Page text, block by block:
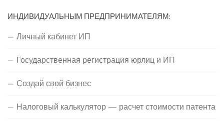
ИНДИВИДУАЛЬНЫМ ПРЕДПРИНИМАТЕЛЯМ:
Личный кабинет ИП
Государственная регистрация юрлиц и ИП
Создай свой бизнес
Налоговый калькулятор — расчет стоимости патента